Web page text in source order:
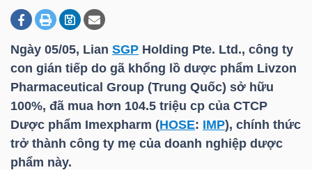
Ngày 05/05, Lian SGP Holding Pte. Ltd., công ty
con gián tiếp do gã khổng lồ dược phẩm Livzon
Pharmaceutical Group (Trung Quốc) sở hữu
100%, đã mua hơn 104.5 triệu cp của CTCP
Dược phẩm Imexpharm (HOSE: IMP), chính thức
trở thành công ty mẹ của doanh nghiệp dược
phẩm này.
DOANH
NGHIỆP
BẤT
ĐỘNG
SẢN